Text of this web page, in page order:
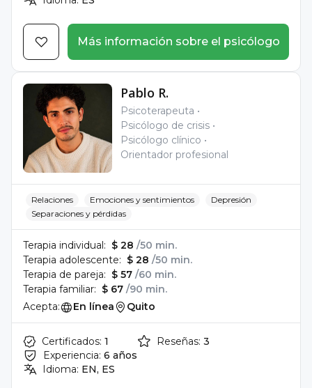
Más información sobre el psicólogo
Pablo R.
Psicoterapeuta
Psicólogo de crisis
Psicólogo clínico
Orientador profesional
Relaciones Emociones y sentimientos
Depresión
Separaciones y pérdidas
Terapia individual: $ 28 /50 min.
Terapia adolescente: $ 28 /50 min.
Terapia de pareja: $ 57 /60 min.
Terapia familiar: $ 67 /90 min.
Acepta:
En línea Quito
Certificados: 1
Experiencia: 6 años
Idioma: EN, ES
Reseñas: 3